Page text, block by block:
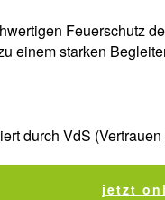
Feuerschutz
einem starken
jetzt